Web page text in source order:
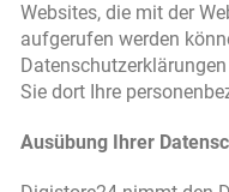
Websites, die mit der
aufgerufen werden
Sie dort Ihre
Ausübung Ihrer